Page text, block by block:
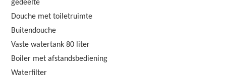
gedeelte
Douche met toiletruimte
Buitendouche
Vaste watertank 80 liter
Boiler met afstandsbediening
Waterfilter